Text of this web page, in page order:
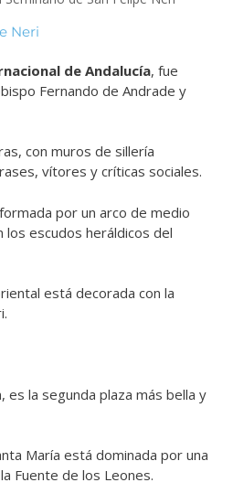
Neri
de Andalucía, fue
Fernando de Andrade y
con muros de sillería
vítores y críticas sociales.
por un arco de medio
escudos heráldicos del
está decorada con la
es la segunda plaza más bella y
María está dominada por una
Fuente de los Leones.